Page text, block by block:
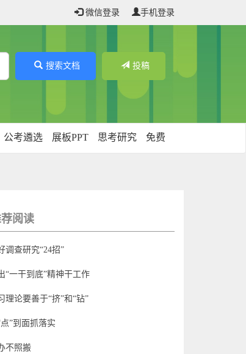
微信登录 手机登录
搜索文档 投稿
公考遴选 展板PPT 思考研究 免费
阅读
调查研究“24招”
“一干到底”精神干工作
理论要善于“挤”和“钻”
点”到面抓落实
不照搬